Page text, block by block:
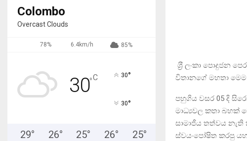
ශ‍්‍රී ලංකා පොදුජන
විතානගේ මහතා
පහුගිය වසර 05 දි
මාධ්‍යවල කතා බහක්
සාමාජීය තත්වය නැති
ස්වයංපෝෂිත කරපු
Colombo
Overcast Clouds
78% 6.4km/h 85%
30°C 30°
30°
29° 26° 25° 26° 25°